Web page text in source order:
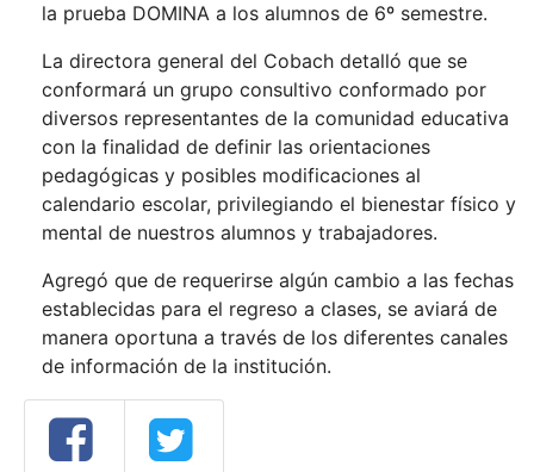
la prueba DOMINA a los alumnos de 6º semestre.
La directora general del Cobach detalló que se
conformará un grupo consultivo conformado por
diversos representantes de la comunidad educativa
con la finalidad de definir las orientaciones
pedagógicas y posibles modificaciones al
calendario escolar, privilegiando el bienestar físico y
mental de nuestros alumnos y trabajadores.
Agregó que de requerirse algún cambio a las fechas
establecidas para el regreso a clases, se aviará de
manera oportuna a través de los diferentes canales
de información de la institución.